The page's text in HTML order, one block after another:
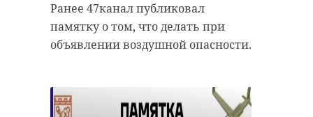
Ранее 47канал публиковал
памятку о том, что делать при
объявлении воздушной опасности.